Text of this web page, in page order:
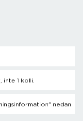
inte 1 kolli.
nedan